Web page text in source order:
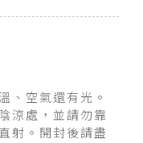
、空氣還有光。
涼處，並請勿靠
射。開封後請盡